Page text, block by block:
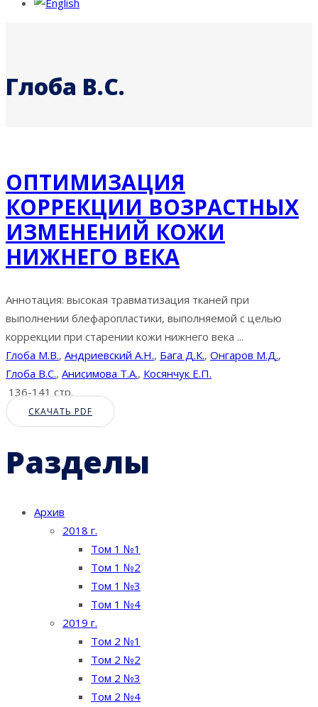
Глоба В.С.
ОПТИМИЗАЦИЯ
КОРРЕКЦИИ ВОЗРАСТНЫХ
ИЗМЕНЕНИЙ КОЖИ
НИЖНЕГО ВЕКА
Аннотация: высокая травматизация тканей при
выполнении блефаропластики, выполняемой с целью
коррекции при старении кожи нижнего века ...
Глоба М.В., Андриевский А.Н., Бага Д.К., Онгаров М.Д.,
Глоба В.С., Анисимова Т.А., Косянчук Е.П.
136-141 стр.
СКАЧАТЬ PDF
Разделы
Архив
2018 г.
Том 1 №1
Том 1 №2
Том 1 №3
Том 1 №4
2019 г.
Том 2 №1
Том 2 №2
Том 2 №3
Том 2 №4